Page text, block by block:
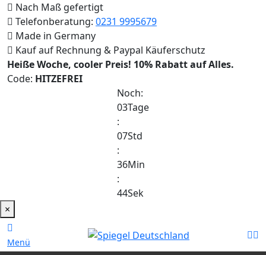
Nach Maß gefertigt
Telefonberatung: 0231 9995679
Made in Germany
Kauf auf Rechnung & Paypal Käuferschutz
Heiße Woche, cooler Preis! 10% Rabatt auf Alles.
Code: HITZEFREI
Noch:
03Tage
:
07Std
:
36Min
:
44Sek
×
Menü